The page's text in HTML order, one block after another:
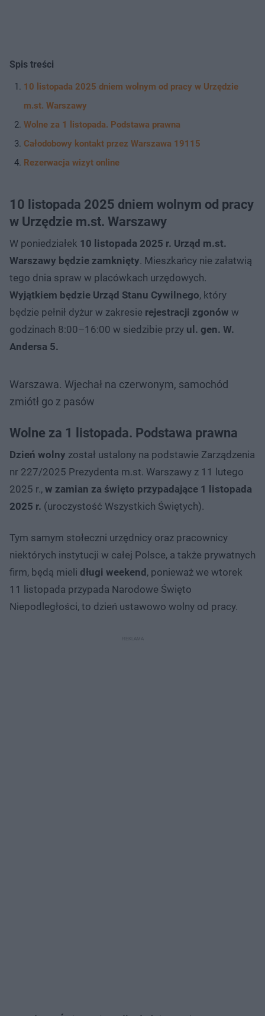
Spis treści
10 listopada 2025 dniem wolnym od pracy w Urzędzie
m.st. Warszawy
Wolne za 1 listopada. Podstawa prawna
Całodobowy kontakt przez Warszawa 19115
Rezerwacja wizyt online
10 listopada 2025 dniem wolnym od pracy
w Urzędzie m.st. Warszawy
W poniedziałek 10 listopada 2025 r. Urząd m.st.
Warszawy będzie zamknięty. Mieszkańcy nie załatwią
tego dnia spraw w placówkach urzędowych.
Wyjątkiem będzie Urząd Stanu Cywilnego, który
będzie pełnił dyżur w zakresie rejestracji zgonów w
godzinach 8:00–16:00 w siedzibie przy ul. gen. W.
Andersa 5.
Warszawa. Wjechał na czerwonym, samochód
zmiótł go z pasów
Wolne za 1 listopada. Podstawa prawna
Dzień wolny został ustalony na podstawie Zarządzenia
nr 227/2025 Prezydenta m.st. Warszawy z 11 lutego
2025 r., w zamian za święto przypadające 1 listopada
2025 r. (uroczystość Wszystkich Świętych).
Tym samym stołeczni urzędnicy oraz pracownicy
niektórych instytucji w całej Polsce, a także prywatnych
firm, będą mieli długi weekend, ponieważ we wtorek
11 listopada przypada Narodowe Święto
Niepodległości, to dzień ustawowo wolny od pracy.